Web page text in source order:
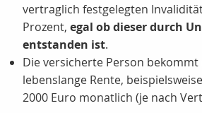
vertraglich festgelegten
Prozent, egal ob dieser durch
entstanden ist.
Die versicherte Person bekommt
lebenslange Rente,
2000 Euro monatlich (je nach